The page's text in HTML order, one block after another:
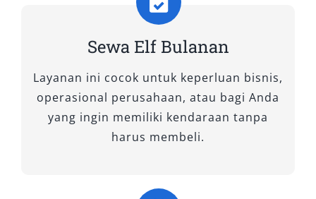
antar jemput rombongan, atau perjalanan
bisnis skala menengah.
Sebagai model terbaru, Elf NLR membawa
desain modern, mesin lebih efisien, dan
kapasitas besar yang mampu menampung
Sewa Elf Bulanan
Layanan ini cocok untuk keperluan bisnis,
operasional perusahaan, atau bagi Anda
yang ingin memiliki kendaraan tanpa
harus membeli.